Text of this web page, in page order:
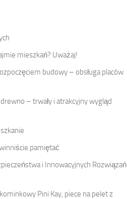
mieszkań? Uważaj!
budowy – obsługa placów
– trwały i atrakcyjny wygląd
pamiętać
i Innowacyjnych Rozwiązań
Pini Kay, piece na pelet z